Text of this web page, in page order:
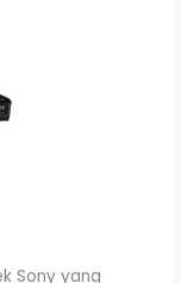
Sony yang